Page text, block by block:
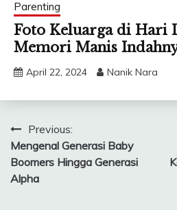
Parenting
Foto Keluarga di Hari
Memori Manis
April 22, 2024 Nanik Nara
Post
navigation
Previous:
Mengenal Generasi Baby
Boomers Hingga Generasi
Alpha